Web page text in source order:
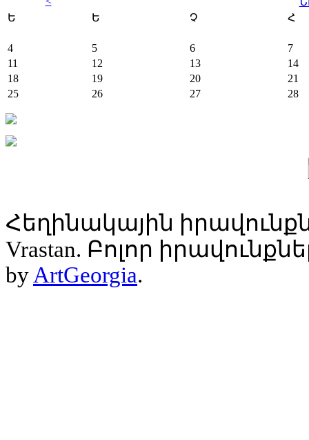
Ե
Ե Չ Հ
4 5 6
7
11
12 13
14
18
19 20
21
25
26 27 28
Հեղինակային
Vrastan. Բոլոր
by ArtGeorgia.